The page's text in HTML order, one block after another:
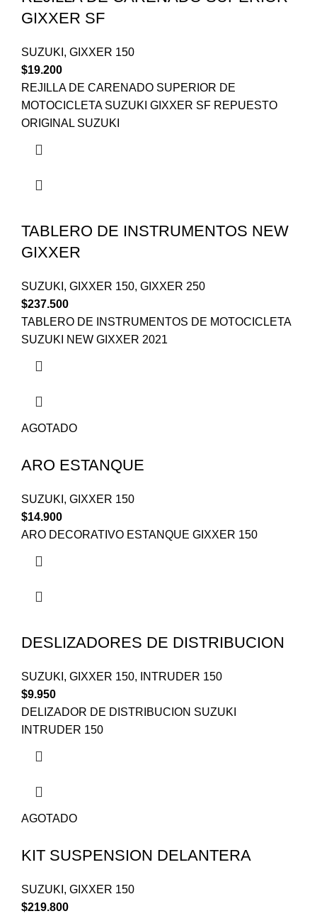
GIXXER SF
SUZUKI , GIXXER 150
$19.200
REJILLA DE CARENADO SUPERIOR DE
MOTOCICLETA SUZUKI GIXXER SF REPUESTO
ORIGINAL SUZUKI
TABLERO DE INSTRUMENTOS NEW
GIXXER
SUZUKI , GIXXER 150, GIXXER 250
$237.500
TABLERO DE INSTRUMENTOS DE MOTOCICLETA
SUZUKI NEW GIXXER 2021
AGOTADO
ARO ESTANQUE
SUZUKI , GIXXER 150
$14.900
ARO DECORATIVO ESTANQUE GIXXER 150
DESLIZADORES DE DISTRIBUCION
SUZUKI , GIXXER 150,
INTRUDER 150
$9.950
DELIZADOR DE DISTRIBUCION SUZUKI
INTRUDER 150
AGOTADO
KIT SUSPENSION DELANTERA
SUZUKI , GIXXER 150
$219.800